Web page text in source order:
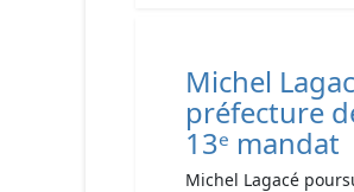
Michel
préfecture
13ᵉ mandat
Michel Lagacé